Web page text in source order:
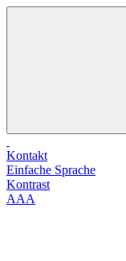
Kontakt
Einfache Sprache
Kontrast
AAA